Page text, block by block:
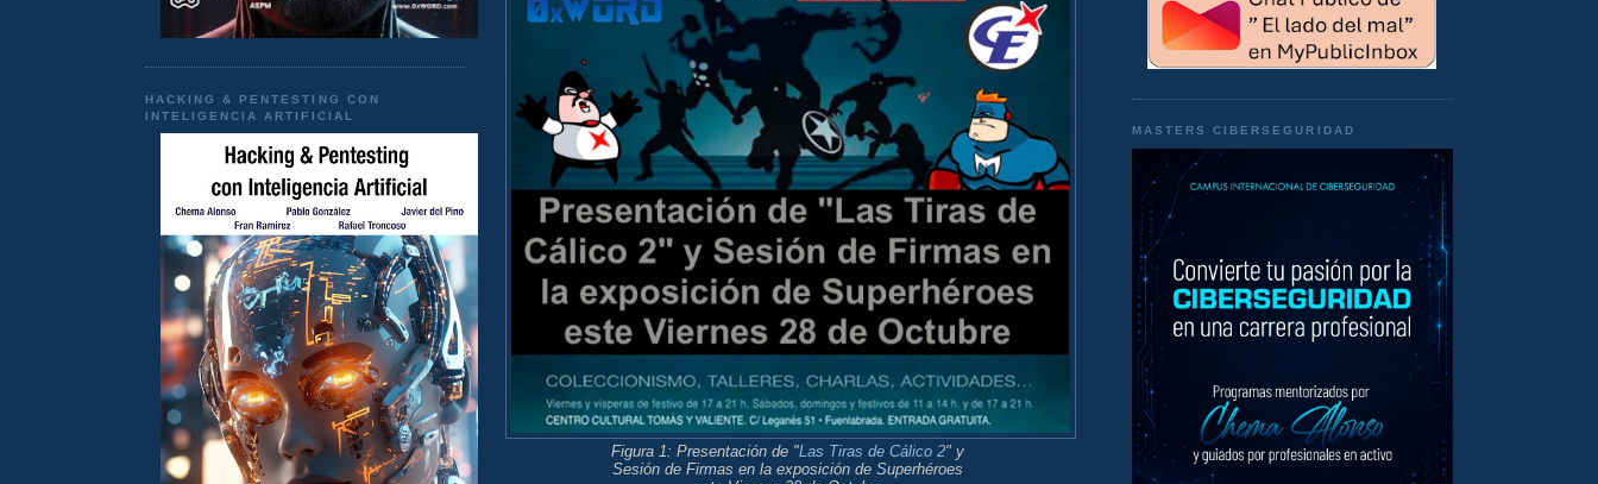
HACKING & PENTESTING CON
INTELIGENCIA ARTIFICIAL
Figura 1: Presentación de "Las Tiras de Cálico 2" y
Sesión de Firmas en la exposición de Superhéroes
MASTERS CIBERSEGURIDAD